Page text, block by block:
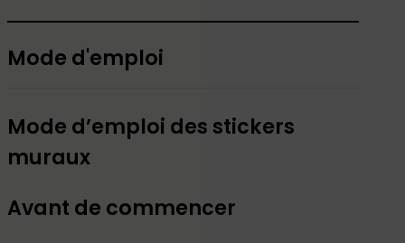
Mode d'emploi
Mode d’emploi des stickers
muraux
Avant de commencer